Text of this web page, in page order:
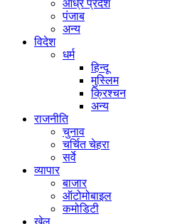
आंध्र प्रदेश
पंजाब
अन्य
विदेश
धर्म
हिन्दू
मुस्लिम
क्रिश्चन
अन्य
राजनीति
चुनाव
चर्चित चेहरा
सर्वे
व्यापार
बाजार
ऑटोमोबाइल
कमोडिटी
खेल